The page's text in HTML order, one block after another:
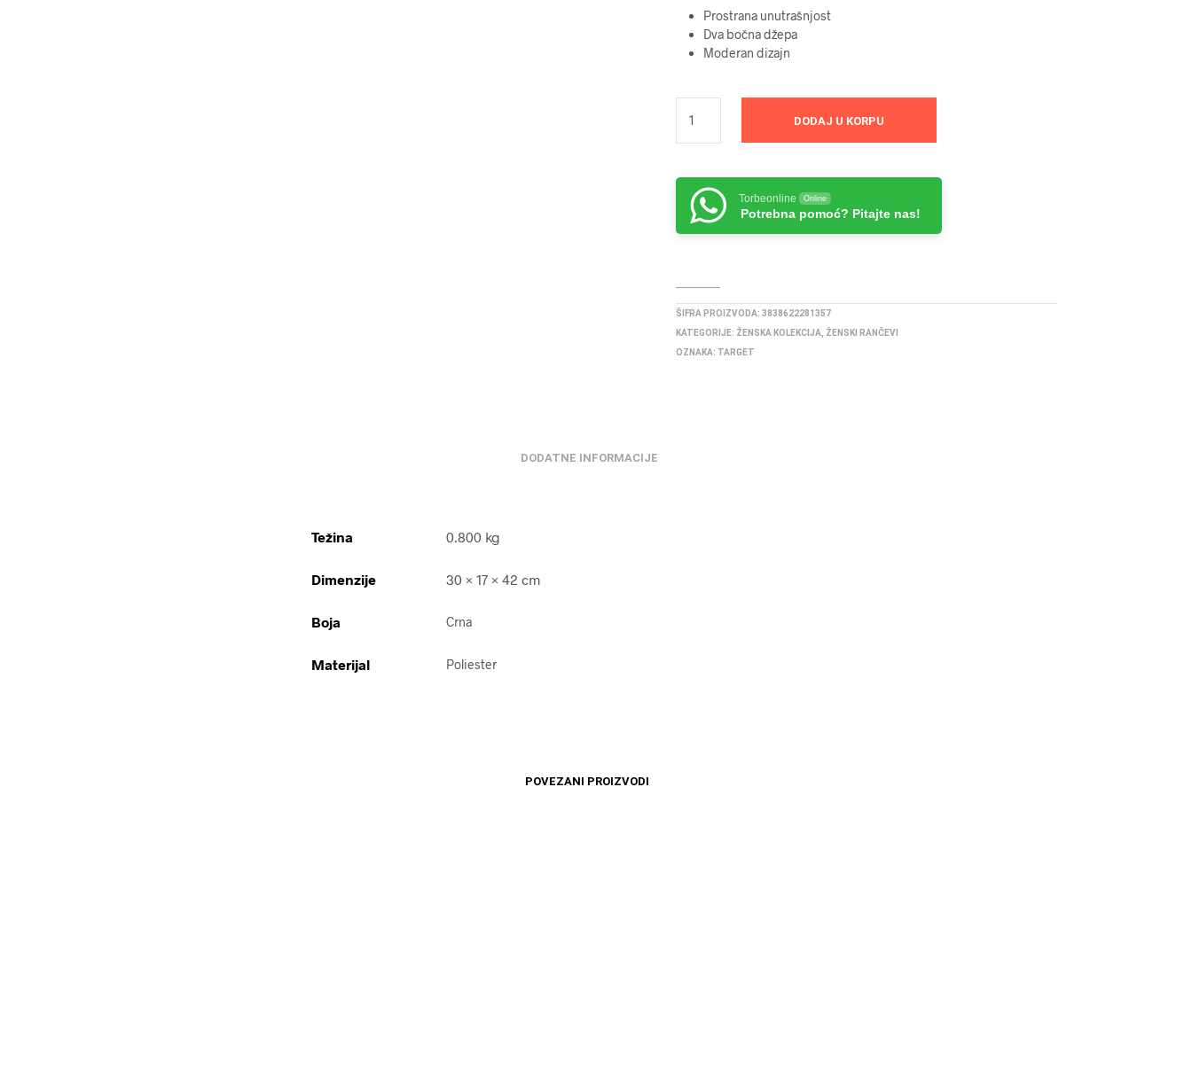
Prostrana unutrašnjost
Dva bočna džepa
Moderan dizajn
DODAJ U KORPU
Torbeonline Online
Potrebna pomoć? Pitajte nas!
ŠIFRA PROIZVODA:3838622281357
KATEGORIJE: ŽENSKA KOLEKCIJA
ŽENSKI RANČEVI
OZNAKA: TARGET
DODATNE INFORMACIJE
Težina 0.800 kg
Dimenzije 30 × 17 × 42 cm
Boja Crna
Materijal Poliester
POVEZANI PROIZVODI